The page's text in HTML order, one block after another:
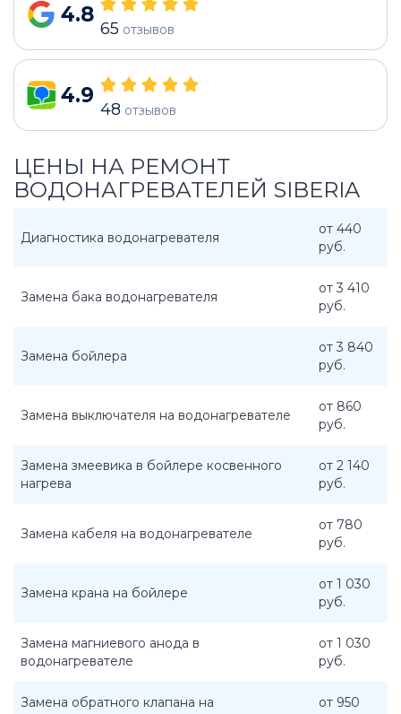
4.8
65 отзывов
4.9
48 отзывов
ЦЕНЫ НА РЕМОНТ
ВОДОНАГРЕВАТЕЛЕЙ SIBERIA
Диагностика водонагревателя
от 440
руб.
Замена бака водонагревателя
от 3 410
руб.
Замена бойлера
от 3 840
руб.
Замена выключателя на водонагревателе
от 860
руб.
Замена змеевика в бойлере косвенного
нагрева
от 2 140
руб.
Замена кабеля на водонагревателе
от 780
руб.
Замена крана на бойлере
от 1 030
руб.
Замена магниевого анода в
водонагревателе
от 1 030
руб.
Замена обратного клапана на
от 950